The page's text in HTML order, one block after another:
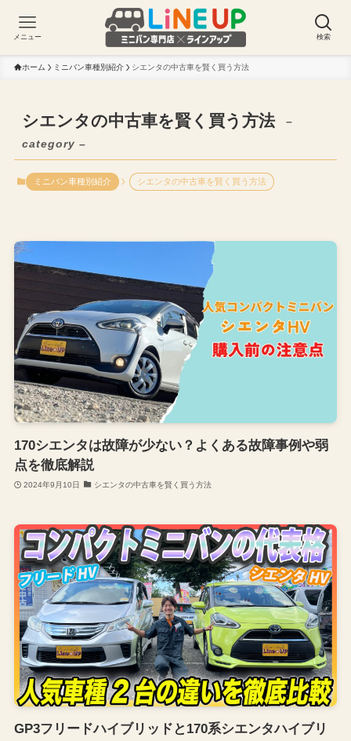
検索
メニュー
ホーム ミニバン車種別紹介 シエンタの中古車を賢く買う方法
シエンタの中古車を賢く買う方法
–
category –
ミニバン車種別紹介 シエンタの中古車を賢く買う方法
170シエンタは故障が少ない？よくある故障事例や弱
点を徹底解説
2024年9月10日 シエンタの中古車を賢く買う方法
GP3フリードハイブリッドと170系シエンタハイブリ